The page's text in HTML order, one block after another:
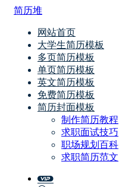
简历堆
网站首页
大学生简历模板
多页简历模板
单页简历模板
英文简历模板
免费简历模板
简历封面模板
制作简历教程
求职面试技巧
职场规划百科
求职简历范文